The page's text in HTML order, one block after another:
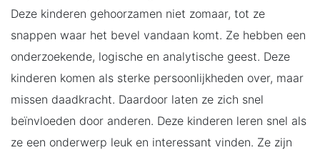
Deze kinderen gehoorzamen niet zomaar, tot ze
snappen waar het bevel vandaan komt. Ze hebben een
onderzoekende, logische en analytische geest. Deze
kinderen komen als sterke persoonlijkheden over, maar
missen daadkracht. Daardoor laten ze zich snel
beïnvloeden door anderen. Deze kinderen leren snel als
ze een onderwerp leuk en interessant vinden. Ze zijn